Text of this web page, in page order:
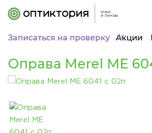
Записаться на проверку Акции
Оправа Merel ME